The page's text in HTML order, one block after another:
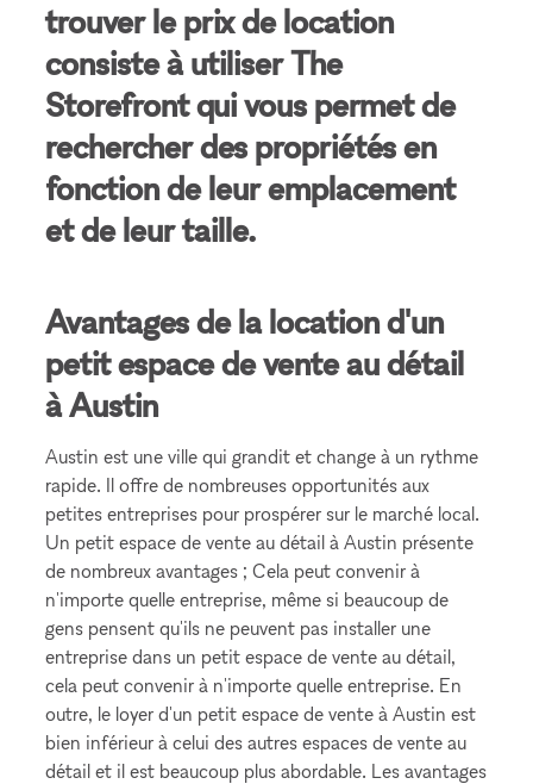
trouver le prix de location
consiste à utiliser The
Storefront qui vous permet de
rechercher des propriétés en
fonction de leur emplacement
et de leur taille.
Avantages de la location d'un
petit espace de vente au détail
à Austin
Austin est une ville qui grandit et change à un rythme
rapide. Il offre de nombreuses opportunités aux
petites entreprises pour prospérer sur le marché local.
Un petit espace de vente au détail à Austin présente
de nombreux avantages ; Cela peut convenir à
n'importe quelle entreprise, même si beaucoup de
gens pensent qu'ils ne peuvent pas installer une
entreprise dans un petit espace de vente au détail,
cela peut convenir à n'importe quelle entreprise. En
outre, le loyer d'un petit espace de vente à Austin est
bien inférieur à celui des autres espaces de vente au
détail et il est beaucoup plus abordable. Les avantages